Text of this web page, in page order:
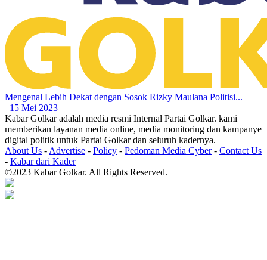
Mengenal Lebih Dekat dengan Sosok Rizky Maulana Politisi...
15 Mei 2023
Kabar Golkar adalah media resmi Internal Partai Golkar. kami
memberikan layanan media online, media monitoring dan kampanye
digital politik untuk Partai Golkar dan seluruh kadernya.
About Us - Advertise - Policy - Pedoman Media Cyber- Contact Us
- Kabar dari Kader
©2023 Kabar Golkar. All Rights Reserved.